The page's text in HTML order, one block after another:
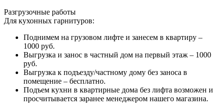
Разгрузочные работы
Для кухонных гарнитуров:
Поднимем на грузовом лифте и занесем в квартиру –
1000 руб.
Выгрузка и занос в частный дом на первый этаж – 1000
руб.
Выгрузка к подъезду/частному дому без заноса в
помещение – бесплатно.
Подъем кухни в квартирные дома без лифта возможен и
просчитывается заранее менеджером нашего магазина.